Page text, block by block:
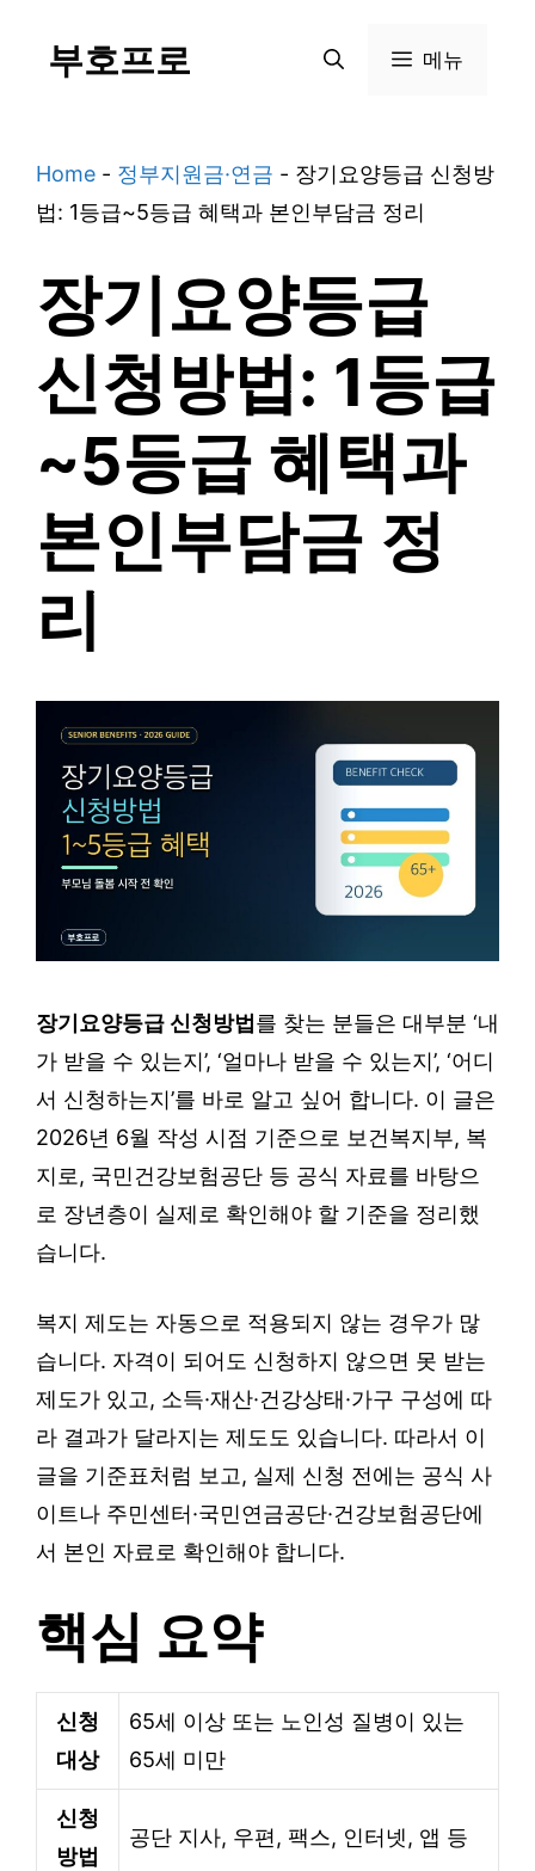
부호프로 메뉴
Home - 정부지원금·연금 - 장기요양등급 신청방
법: 1등급~5등급 혜택과 본인부담금 정리
장기요양등급
신청방법: 1등급
~5등급 혜택과
본인부담금 정
리
장기요양등급 신청방법 를 찾는 분들은 대부분 ‘내
가 받을 수 있는지’, ‘얼마나 받을 수 있는지’, ‘어디
서 신청하는지’를 바로 알고 싶어 합니다. 이 글은
2026년 6월 작성 시점 기준으로 보건복지부, 복
지로, 국민건강보험공단 등 공식 자료를 바탕으
로 장년층이 실제로 확인해야 할 기준을 정리했
습니다.
복지 제도는 자동으로 적용되지 않는 경우가 많
습니다. 자격이 되어도 신청하지 않으면 못 받는
제도가 있고, 소득·재산·건강상태·가구 구성에 따
라 결과가 달라지는 제도도 있습니다. 따라서 이
글을 기준표처럼 보고, 실제 신청 전에는 공식 사
이트나 주민센터·국민연금공단·건강보험공단에
서 본인 자료로 확인해야 합니다.
핵심 요약
신청
대상
65세 이상 또는 노인성 질병이 있는
65세 미만
신청
방법
공단 지사, 우편, 팩스, 인터넷, 앱 등